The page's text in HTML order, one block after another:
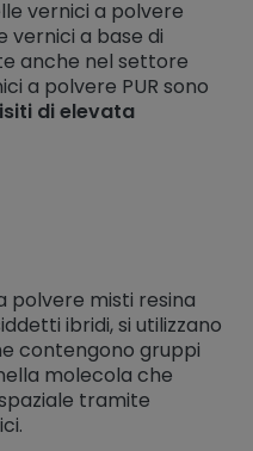
vernici a polvere
vernici a base di
anche nel settore
a polvere PUR sono
di elevata
polvere misti resina
ibridi, si utilizzano
contengono gruppi
molecola che
tramite